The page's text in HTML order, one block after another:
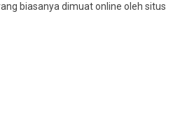
biasanya dimuat online oleh situs